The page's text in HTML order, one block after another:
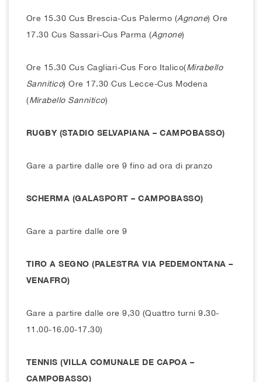
Ore 15.30 Cus Brescia-Cus Palermo (Agnone) Ore
17.30 Cus Sassari-Cus Parma (Agnone)
Ore 15.30 Cus Cagliari-Cus Foro Italico(Mirabello
Sannitico) Ore 17.30 Cus Lecce-Cus Modena
(Mirabello Sannitico)
RUGBY (STADIO SELVAPIANA – CAMPOBASSO)
Gare a partire dalle ore 9 fino ad ora di pranzo
SCHERMA (GALASPORT – CAMPOBASSO)
Gare a partire dalle ore 9
TIRO A SEGNO (PALESTRA VIA PEDEMONTANA –
VENAFRO)
Gare a partire dalle ore 9,30 (Quattro turni 9.30-
11.00-16.00-17.30)
TENNIS (VILLA COMUNALE DE CAPOA –
CAMPOBASSO)